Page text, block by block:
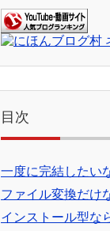
目次
一度に完結したい
ファイル変換だけ
インストール型な